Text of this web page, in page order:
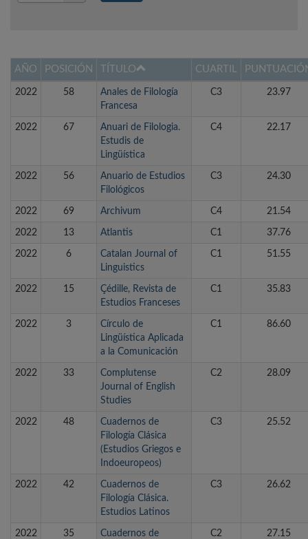
AÑO POSICIÓN TÍTULO CUARTIL
2022 58
Anales de Filología
Francesa
C3 23.97
2022 67
Anuari de Filologia.
Estudis de
Lingüística
C4 22.17
2022 56
Anuario de Estudios
Filológicos
C3 24.30
2022 69 Archivum C4 21.54
2022 13 Atlantis C1 37.76
2022 6
Catalan Journal of
Linguistics
C1 51.55
2022 15
Çédille, Revista de
Estudios Franceses
C1 35.83
2022 3
Círculo de
Lingüística Aplicada
a la Comunicación
C1 86.60
2022 33
Complutense
Journal of English
Studies
C2 28.09
2022 48
Cuadernos de
Filología Clásica
(Estudios Griegos e
Indoeuropeos)
C3 25.52
2022 42
Cuadernos de
Filología Clásica.
Estudios Latinos
C3 26.62
2022 35
Cuadernos de
C2 27.15